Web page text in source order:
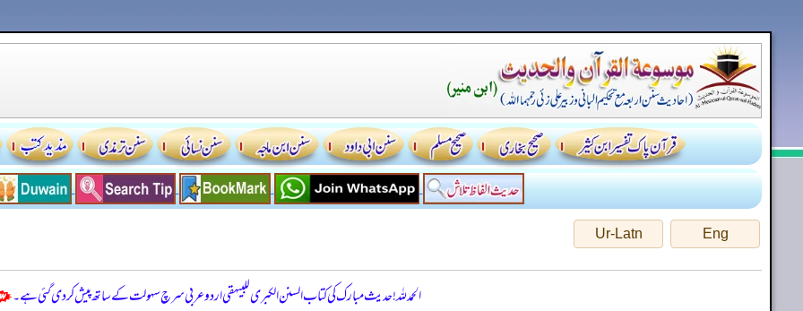
Eng
Ur-Latn
الحمدللہ! حدیث مبارک کی کتاب السنن الكبرى للبيهقي اردو عربی سرچ سہولت کے ساتھ پیش کر دی گئی ہے۔